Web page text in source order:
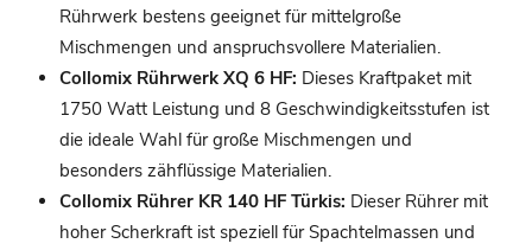
Rührwerk bestens geeignet für mittelgroße
Mischmengen und anspruchsvollere Materialien.
Collomix Rührwerk XQ 6 HF: Dieses Kraftpaket mit
1750 Watt Leistung und 8 Geschwindigkeitsstufen ist
die ideale Wahl für große Mischmengen und
besonders zähflüssige Materialien.
Collomix Rührer KR 140 HF Türkis: Dieser Rührer mit
hoher Scherkraft ist speziell für Spachtelmassen und